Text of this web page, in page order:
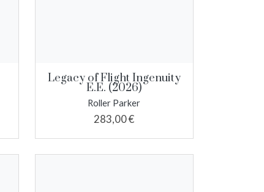
Legacy of Flight Ingenuity
E.E. (2026)
Roller Parker
283,00 €